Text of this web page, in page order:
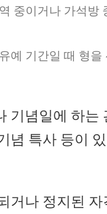
중이거나 가석방
예 기간일 때 형
기념일에 하는
념 특사 등이
거나 정지된